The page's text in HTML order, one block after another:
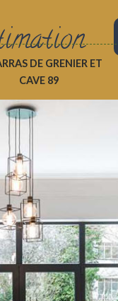
DE GRENIER ET
CAVE 89